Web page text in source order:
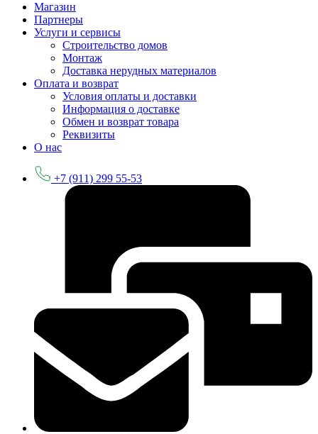
Магазин
Партнеры
Услуги и сервисы
Строительство домов
Монтаж
Доставка нерудных материалов
Оплата и возврат
Условия оплаты и доставки
Информация о доставке
Обмен и возврат товара
Реквизиты
О нас
+7 (911) 299 55-53